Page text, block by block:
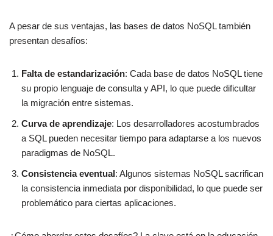
A pesar de sus ventajas, las bases de datos NoSQL también
presentan desafíos:
Falta de estandarización: Cada base de datos NoSQL tiene
su propio lenguaje de consulta y API, lo que puede dificultar
la migración entre sistemas.
Curva de aprendizaje: Los desarrolladores acostumbrados
a SQL pueden necesitar tiempo para adaptarse a los nuevos
paradigmas de NoSQL.
Consistencia eventual: Algunos sistemas NoSQL sacrifican
la consistencia inmediata por disponibilidad, lo que puede ser
problemático para ciertas aplicaciones.